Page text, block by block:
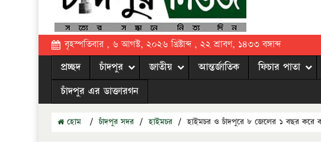
বৃহস্পতিবার , ৬ আগস্ট, ২০২৬ খ্রিষ্টাব্দ , ২২ শ্রাবণ, ১৪৩৩ বঙ্গাব্দ
প্রচ্ছদ চাঁদপুর জাতীয় আন্তর্জাতিক ফিচার পাতা
চাঁদপুর এর ডাক্তারগন
হোম / চাঁদপুর সদর / হাইমচর / হাইমচর ও চাঁদপুরে ৮ জেলের ১ বছর করে